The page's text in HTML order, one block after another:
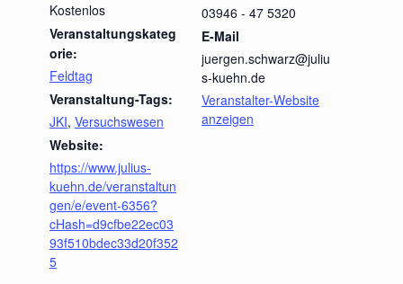
Kostenlos
Veranstaltungskateg
orie:
Feldtag
Veranstaltung-Tags:
JKI, Versuchswesen
Website:
https://www.julius-
kuehn.de/veranstaltun
gen/e/event-6356?
cHash=d9cfbe22ec03
93f510bdec33d20f352
5
03946 - 47 5320
E-Mail
juergen.schwarz@juliu
s-kuehn.de
Veranstalter-Website
anzeigen